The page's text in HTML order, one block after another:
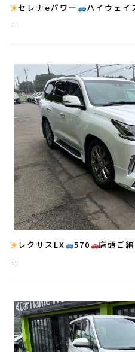
セレナeパワー ハイウェイ
…
レクサスLX 570
店頭ご
…